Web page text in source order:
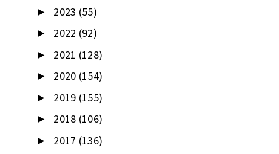
► 2023 (55)
► 2022 (92)
► 2021 (128)
► 2020 (154)
► 2019 (155)
► 2018 (106)
► 2017 (136)